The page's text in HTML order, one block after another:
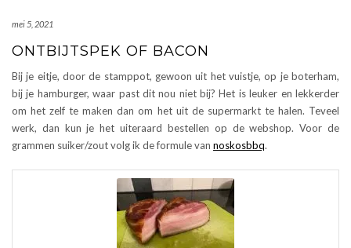
mei 5, 2021
ONTBIJTSPEK OF BACON
Bij je eitje, door de stamppot, gewoon uit het vuistje, op je boterham,
bij je hamburger, waar past dit nou niet bij? Het is leuker en lekkerder
om het zelf te maken dan om het uit de supermarkt te halen. Teveel
werk, dan kun je het uiteraard bestellen op de webshop. Voor de
grammen suiker/zout volg ik de formule van noskosbbq.